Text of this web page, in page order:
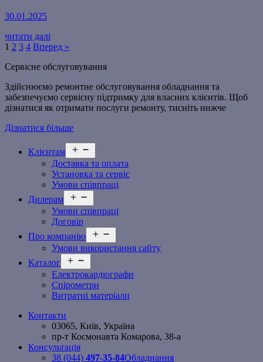
30.01.2025
читати далі
1 2 3 4 Вперед »
Сервісне обслуговування
Здійснюємо ремонтне обслуговування обладнання та
забезпечуємо сервісну підтримку для власних клієнтів. Щоб
дізнатися як отримати послуги ремонту, тисніть нижче
Дізнатися більше
Клієнтам
меню
Доставка та оплата
Установка та сервіс
Умови співпраці
Дилерам
меню
Умови співпраці
Договір
Про компанію
меню
Умови використання сайту
Каталог
меню
Електрокардіографи
Спірометри
Витратні матеріали
Контакти
03065, Київ, Україна
пр-т Космонавта Комарова, 38-а
Консультація
38 (044) 497-35-84Обладнання